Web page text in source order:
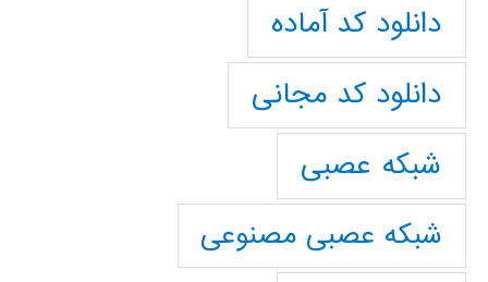
دانلود کد آماده
دانلود کد مجانی
شبکه عصبی
شبکه عصبی مصنوعی